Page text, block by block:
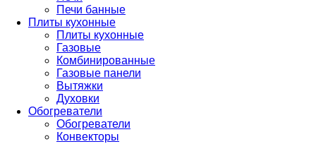
Печи банные
Плиты кухонные
Плиты кухонные
Газовые
Комбинированные
Газовые панели
Вытяжки
Духовки
Обогреватели
Обогреватели
Конвекторы